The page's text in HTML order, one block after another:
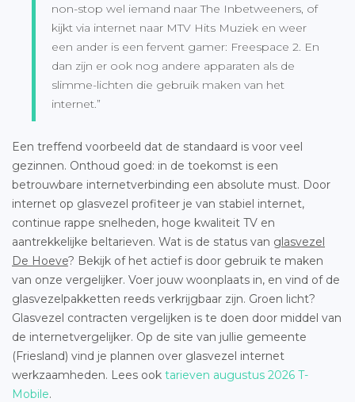
non-stop wel iemand naar The Inbetweeners, of
kijkt via internet naar MTV Hits Muziek en weer
een ander is een fervent gamer: Freespace 2. En
dan zijn er ook nog andere apparaten als de
slimme-lichten die gebruik maken van het
internet.”
Een treffend voorbeeld dat de standaard is voor veel
gezinnen. Onthoud goed: in de toekomst is een
betrouwbare internetverbinding een absolute must. Door
internet op glasvezel profiteer je van stabiel internet,
continue rappe snelheden, hoge kwaliteit TV en
aantrekkelijke beltarieven. Wat is de status van glasvezel
De Hoeve? Bekijk of het actief is door gebruik te maken
van onze vergelijker. Voer jouw woonplaats in, en vind of de
glasvezelpakketten reeds verkrijgbaar zijn. Groen licht?
Glasvezel contracten vergelijken is te doen door middel van
de internetvergelijker. Op de site van jullie gemeente
(Friesland) vind je plannen over glasvezel internet
werkzaamheden. Lees ook tarieven augustus 2026 T-
Mobile.